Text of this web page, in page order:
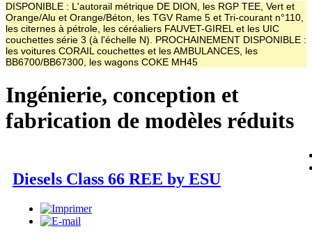
DISPONIBLE : L'autorail métrique DE DION, les RGP TEE, Vert et
Orange/Alu et Orange/Béton, les TGV Rame 5 et Tri-courant n°110,
les citernes à pétrole, les céréaliers FAUVET-GIREL et les UIC
couchettes série 3 (à l'échelle N). PROCHAINEMENT DISPONIBLE :
les voitures CORAIL couchettes et les AMBULANCES, les
BB6700/BB67300, les wagons COKE MH45
Ingénierie, conception et
fabrication de modèles réduits
Diesels Class 66 REE by ESU